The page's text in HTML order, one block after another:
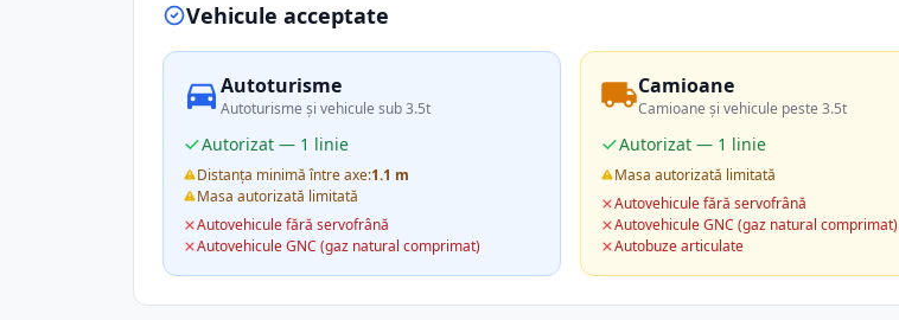
Vehicule acceptate
Autoturisme
Autoturisme și vehicule sub 3.5t
Autorizat — 1 linie
Distanța minimă între axe:1.1 m
Masa autorizată limitată
Autovehicule fără servofrână
Autovehicule GNC (gaz natural comprimat)
Camioane
Camioane și vehicule peste 3.5t
Autorizat — 1 linie
Masa autorizată limitată
Autovehicule fără servofrână
Autovehicule GNC (gaz natural comprimat)
Autobuze articulate